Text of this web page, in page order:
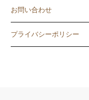
お問い合わせ
プライバシーポリシー